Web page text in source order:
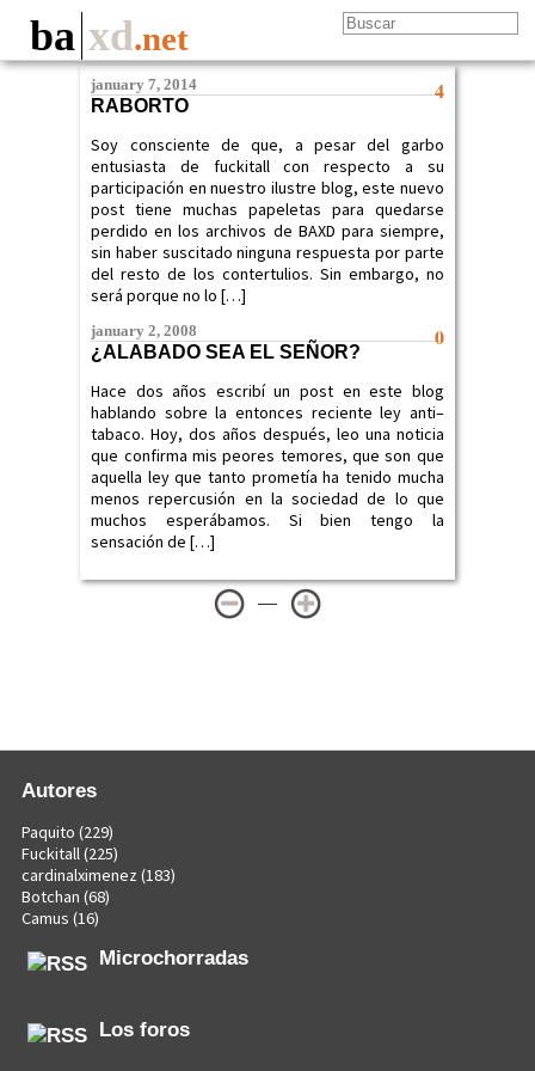
ba xd.net
4
january 7, 2014
RABORTO
Soy consciente de que, a pesar del garbo
entusiasta de fuckitall con respecto a su
participación en nuestro ilustre blog, este nuevo
post tiene muchas papeletas para quedarse
perdido en los archivos de BAXD para siempre,
sin haber suscitado ninguna respuesta por parte
del resto de los contertulios. Sin embargo, no
será porque no lo […]
0
january 2, 2008
¿ALABADO SEA EL SEÑOR?
Hace dos años escribí un post en este blog
hablando sobre la entonces reciente ley anti–
tabaco. Hoy, dos años después, leo una noticia
que confirma mis peores temores, que son que
aquella ley que tanto prometía ha tenido mucha
menos repercusión en la sociedad de lo que
muchos esperábamos. Si bien tengo la
sensación de […]
—
Autores
Paquito (229)
Fuckitall(225)
cardinalximenez (183)
Botchan (68)
Camus (16)
Microchorradas
Los foros